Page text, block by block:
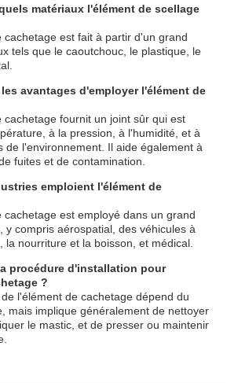
matériaux l'élément de scellage
cachetage est fait à partir d'un grand
tels que le caoutchouc, le plastique, le
avantages d'employer l'élément de
cachetage fournit un joint sûr qui est
à la pression, à l'humidité, et à
de l'environnement. Il aide également à
fuites et de contamination.
emploient l'élément de
cachetage est employé dans un grand
y compris aérospatial, des véhicules à
la nourriture et la boisson, et médical.
procédure d'installation pour
?
l'élément de cachetage dépend du
mais implique généralement de nettoyer
le mastic, et de presser ou maintenir